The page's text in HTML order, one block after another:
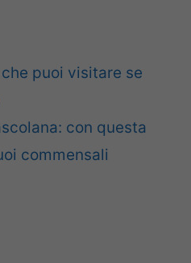
puoi visitare se
con questa
commensali